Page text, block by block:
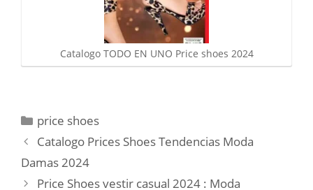
Catalogo TODO EN UNO Price shoes 2024
Categorías
price shoes
Catalogo Prices Shoes Tendencias Moda
Damas 2024
Price Shoes vestir casual 2024 : Moda